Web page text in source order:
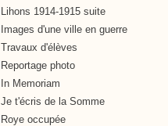
Lihons 1914-1915 suite
Images d'une ville en guerre
Travaux d'élèves
Reportage photo
In Memoriam
Je t'écris de la Somme
Roye occupée